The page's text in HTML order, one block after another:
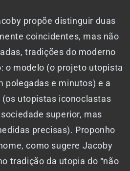
propõe distinguir duas
coincidentes, mas não
tradições do moderno
o modelo (o projeto utopista
polegadas e minutos) e a
utopistas iconoclastas
superior, mas
precisas). Proponho
como sugere Jacoby
tradição da utopia do “não